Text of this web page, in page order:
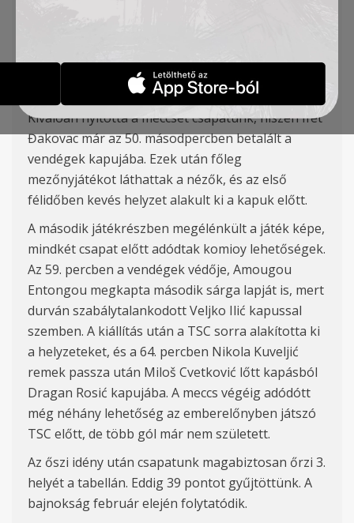
A TSC a Szuperliga 19. fordulójában hazai pályán
2:0 arányban legyőzte a niši Radničkit.
Kiválóan nyitotta a meccset csapatunk, hiszen Ifet
Đakovac már az 50. másodpercben betalált a
vendégek kapujába. Ezek után főleg
mezőnyjátékot láthattak a nézők, és az első
félidőben kevés helyzet alakult ki a kapuk előtt.
A második játékrészben megélénkült a játék képe,
mindkét csapat előtt adódtak komioy lehetőségek.
Az 59. percben a vendégek védője, Amougou
Entongou megkapta második sárga lapját is, mert
durván szabálytalankodott Veljko Ilić kapussal
szemben. A kiállítás után a TSC sorra alakította ki
a helyzeteket, és a 64. percben Nikola Kuveljić
remek passza után Miloš Cvetković lőtt kapásból
Dragan Rosić kapujába. A meccs végéig adódótt
még néhány lehetőség az emberelőnyben játszó
TSC előtt, de több gól már nem született.
Az őszi idény után csapatunk magabiztosan őrzi 3.
helyét a tabellán. Eddig 39 pontot gyűjtöttünk. A
bajnokság február elején folytatódik.